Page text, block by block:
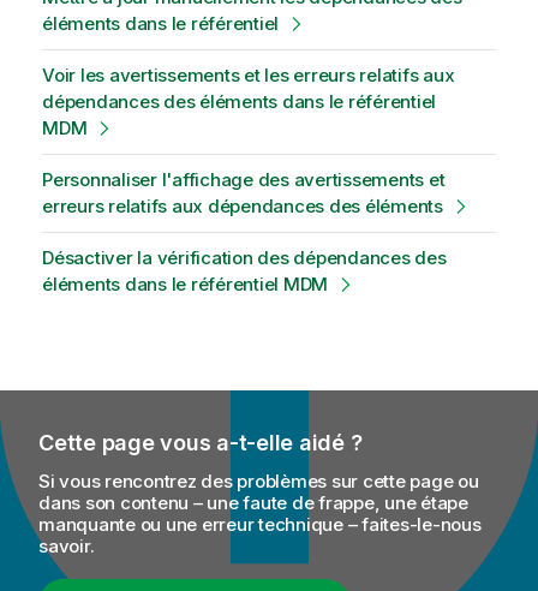
éléments dans le référentiel
Voir les avertissements et les erreurs relatifs aux
dépendances des éléments dans le référentiel
MDM
Personnaliser l'affichage des avertissements et
erreurs relatifs aux dépendances des éléments
Désactiver la vérification des dépendances des
éléments dans le référentiel MDM
Cette page vous a-t-elle aidé ?
Si vous rencontrez des problèmes sur cette page ou
dans son contenu – une faute de frappe, une étape
manquante ou une erreur technique – faites-le-nous
savoir.